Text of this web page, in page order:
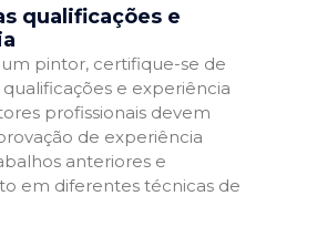
qualificações e
pintor, certifique-se de
qualificações e experiência
profissionais devem
de experiência
anteriores e
em diferentes técnicas de